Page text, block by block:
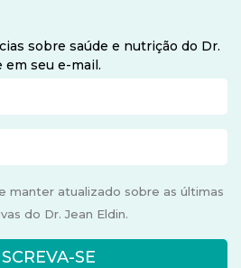
sobre saúde e nutrição do Dr.
seu e-mail.
manter atualizado sobre as últimas
do Dr. Jean Eldin.
SE